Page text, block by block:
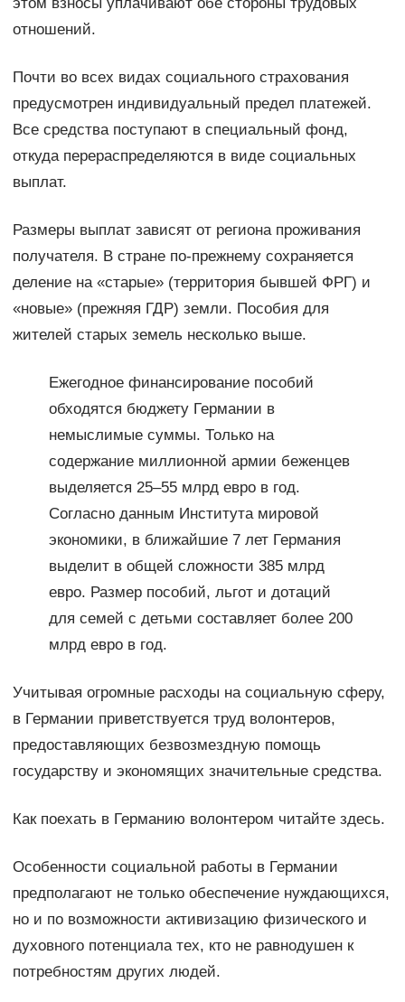
этом взносы уплачивают обе стороны трудовых
отношений.
Почти во всех видах социального страхования
предусмотрен индивидуальный предел платежей.
Все средства поступают в специальный фонд,
откуда перераспределяются в виде социальных
выплат.
Размеры выплат зависят от региона проживания
получателя. В стране по-прежнему сохраняется
деление на «старые» (территория бывшей ФРГ) и
«новые» (прежняя ГДР) земли. Пособия для
жителей старых земель несколько выше.
Ежегодное финансирование пособий
обходятся бюджету Германии в
немыслимые суммы. Только на
содержание миллионной армии беженцев
выделяется 25–55 млрд евро в год.
Согласно данным Института мировой
экономики, в ближайшие 7 лет Германия
выделит в общей сложности 385 млрд
евро. Размер пособий, льгот и дотаций
для семей с детьми составляет более 200
млрд евро в год.
Учитывая огромные расходы на социальную сферу,
в Германии приветствуется труд волонтеров,
предоставляющих безвозмездную помощь
государству и экономящих значительные средства.
Как поехать в Германию волонтером читайте здесь.
Особенности социальной работы в Германии
предполагают не только обеспечение нуждающихся,
но и по возможности активизацию физического и
духовного потенциала тех, кто не равнодушен к
потребностям других людей.